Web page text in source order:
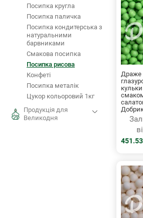
Драже
кульки
Посипка кругла
Посипка паличка
Посипка кондитерська з
натуральними
барвниками
Смакова посипка
Посипка рисова
Конфеті
Посипка металік
Цукор кольоровий 1кг
Продукція для
Великодня